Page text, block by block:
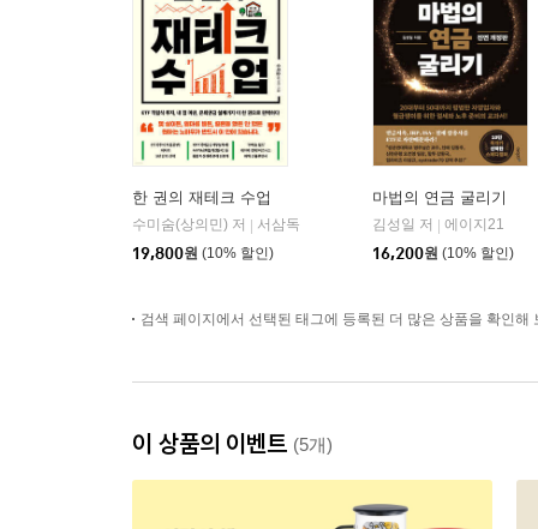
한 권의 재테크 수업
수미숨(상의민) 저
서삼독
19,800원 (10% 할인)
마법의 연금 굴리기
김성일 저
에이지21
16,200원 (10% 할인)
검색 페이지에서 선택된 태그에 등록된 더 많은 상품을 확인해
이 상품의 이벤트 (5개)